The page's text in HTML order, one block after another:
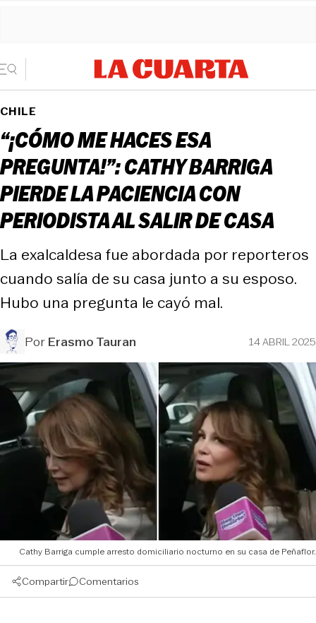
CHILE
“¡CÓMO ME HACES ESA
PREGUNTA!”: CATHY BARRIGA
PIERDE LA PACIENCIA CON
PERIODISTA AL SALIR DE CASA
La exalcaldesa fue abordada por reporteros
cuando salía de su casa junto a su esposo.
Hubo una pregunta le cayó mal.
PorErasmo Tauran 14 ABRIL 2025
Cathy Barriga cumple arresto domiciliario nocturno en su casa de Peñaflor.
Compartir Comentarios